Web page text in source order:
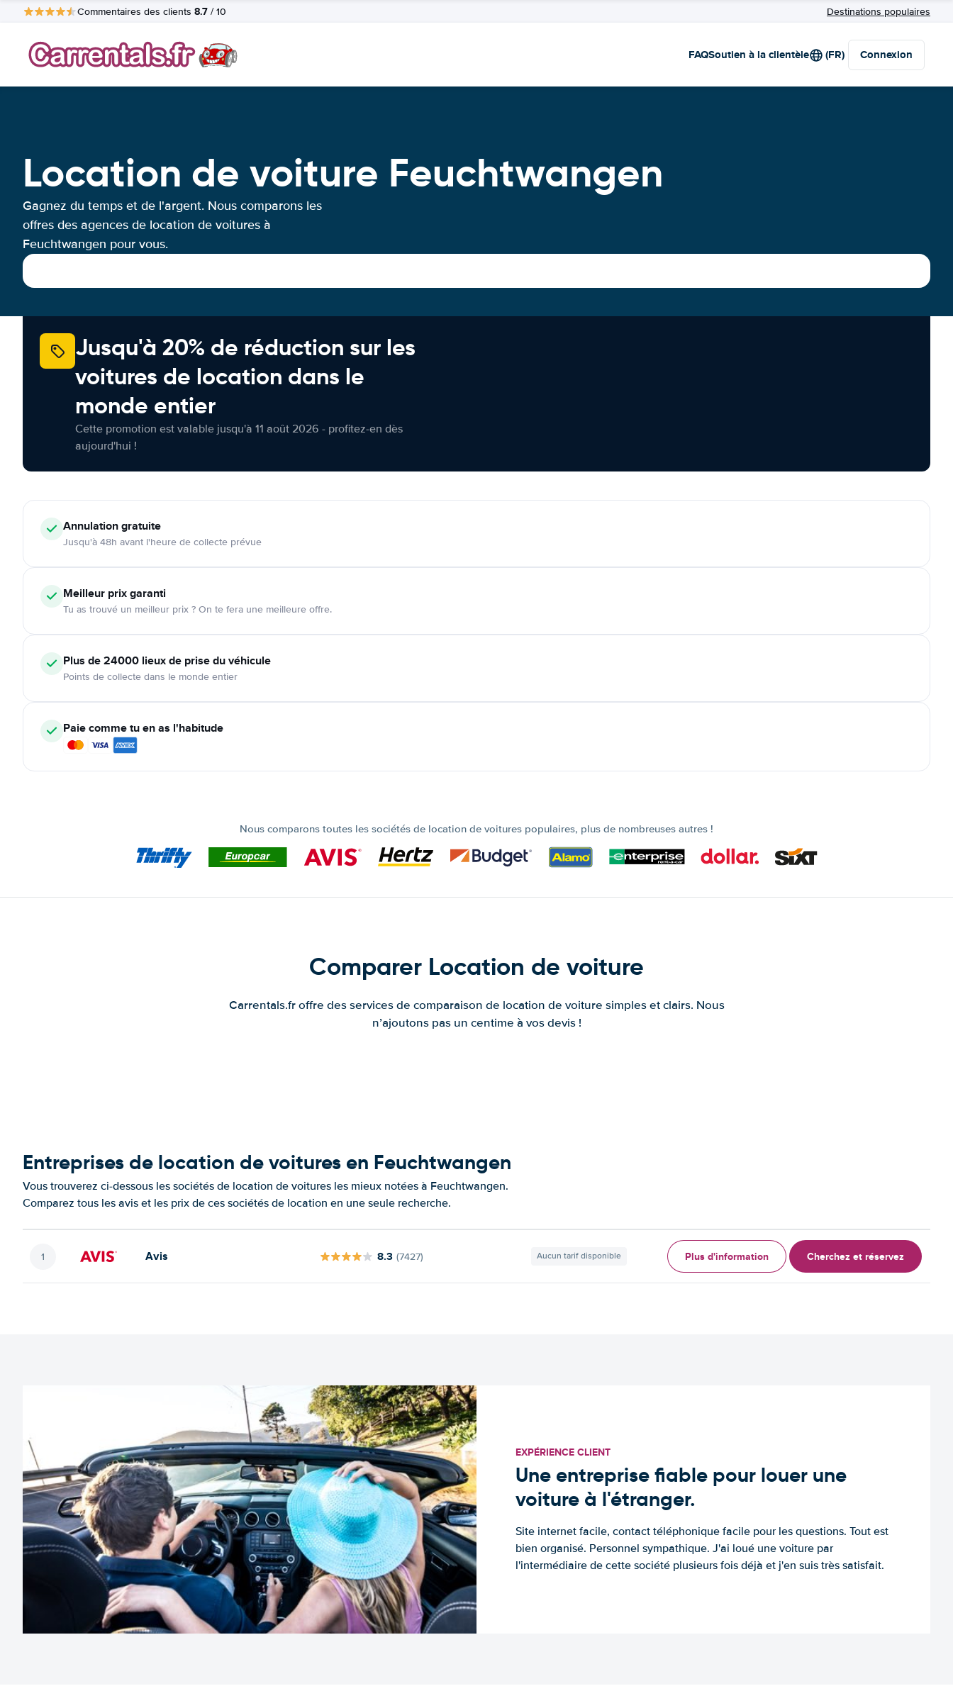
Commentaires des clients 8.7 / 10 Destinations populaires
FAQSoutien à la clientèle (FR) Connexion
Location de voiture Feuchtwangen
Gagnez du temps et de l'argent. Nous comparons les
offres des agences de location de voitures à
Feuchtwangen pour vous.
Jusqu'à 20% de réduction sur les
voitures de location dans le
monde entier
Cette promotion est valable jusqu'à 11 août 2026 - profitez-en dès
aujourd'hui !
Annulationgratuite
Jusqu'à 48h avant l'heure de collecte prévue
Meilleur prix garanti
Tu as trouvé un meilleur prix ? On te fera une meilleure offre.
Plus de 24000 lieux de prise du véhicule
Points de collecte dans le monde entier
Paie comme tu en as l'habitude
Nous comparons toutes les sociétés de location de voitures populaires, plus de nombreuses autres !
Comparer Location de voiture
Carrentals.fr offre des services de comparaison de location de voiture simples et clairs. Nous
n’ajoutons pas un centime à vos devis !
Entreprises de location de voitures en Feuchtwangen
Vous trouverez ci-dessous les sociétés de location de voitures les mieux notées à Feuchtwangen.
Comparez tous les avis et les prix de ces sociétés de location en une seule recherche.
Avis 8.3 (7427) Aucun tarif disponible Plus d'information Cherchez et réservez
EXPÉRIENCE CLIENT
Une entreprise fiable pour louer une
voiture à l'étranger.
Site internet facile, contact téléphonique facile pour les questions. Tout est
bien organisé. Personnel sympathique. J'ai loué une voiture par
l'intermédiaire de cette société plusieurs fois déjà et j'en suis très satisfait.